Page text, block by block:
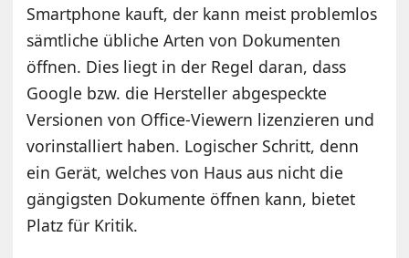
Smartphone kauft, der kann meist problemlos
sämtliche übliche Arten von Dokumenten
öffnen. Dies liegt in der Regel daran, dass
Google bzw. die Hersteller abgespeckte
Versionen von Office-Viewern lizenzieren und
vorinstalliert haben. Logischer Schritt, denn
ein Gerät, welches von Haus aus nicht die
gängigsten Dokumente öffnen kann, bietet
Platz für Kritik.